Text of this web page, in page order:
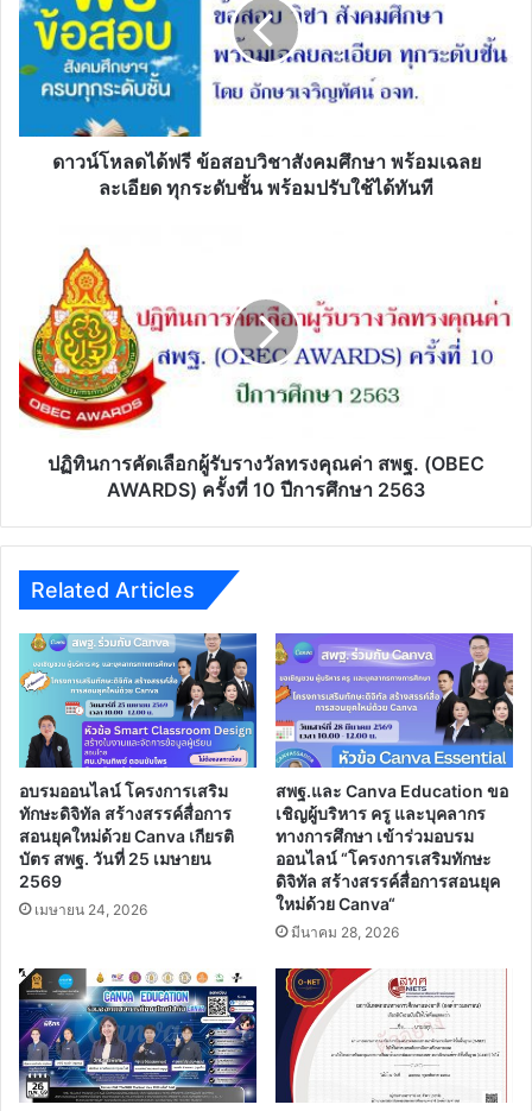
ข้อสอบ
วิชา
สังคมศึกษา
พร้อม
ละเอียด
ทันที
ดาวน์โหลดได้ฟรี ข้อสอบวิชาสังคมศึกษา พร้อมเฉลย
ละเอียด ทุกระดับชั้น พร้อมปรับใช้ได้ทันที
เลือก
ผู้รับ
รางวัล
ทรง
คุณค่า
(OBEC
การ
ศึกษา
2563
ปฏิทินการคัดเลือกผู้รับรางวัลทรงคุณค่า สพฐ. (OBEC
AWARDS) ครั้งที่ 10 ปีการศึกษา 2563
Related Articles
อบรมออนไลน์ โครงการเสริม
ทักษะดิจิทัล สร้างสรรค์สื่อการ
สอนยุคใหม่ด้วย Canva เกียรติ
บัตร สพฐ. วันที่ 25 เมษายน
2569
เมษายน 24, 2026
สพฐ.และ Canva Education ขอ
เชิญผู้บริหาร ครู และบุคลากร
ทางการศึกษา เข้าร่วมอบรม
ออนไลน์ “โครงการเสริมทักษะ
ดิจิทัล สร้างสรรค์สื่อการสอนยุค
ใหม่ด้วย Canva“
มีนาคม 28, 2026